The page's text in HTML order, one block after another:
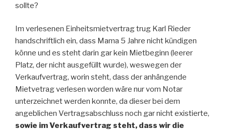
sollte?
Im verlesenen Einheitsmietvertrag trug Karl Rieder
handschriftlich ein, dass Mama 5 Jahre nicht kündigen
könne und es steht darin gar kein Mietbeginn (leerer
Platz, der nicht ausgefüllt wurde), weswegen der
Verkaufvertrag, worin steht, dass der anhängende
Mietvetrag verlesen worden wäre nur vom Notar
unterzeichnet werden konnte, da dieser bei dem
angeblichen Vertragsabschluss noch gar nicht existierte,
sowie im Verkaufvertrag steht, dass wir die